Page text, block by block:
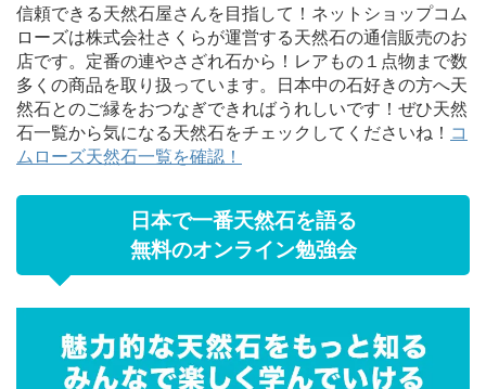
信頼できる天然石屋さんを目指して！ネットショップコム
ローズは株式会社さくらが運営する天然石の通信販売のお
店です。定番の連やさざれ石から！レアもの１点物まで数
多くの商品を取り扱っています。日本中の石好きの方へ天
然石とのご縁をおつなぎできればうれしいです！ぜひ天然
石一覧から気になる天然石をチェックしてくださいね！ コ
ムローズ天然石一覧を確認！
日本で一番天然石を語る
無料のオンライン勉強会